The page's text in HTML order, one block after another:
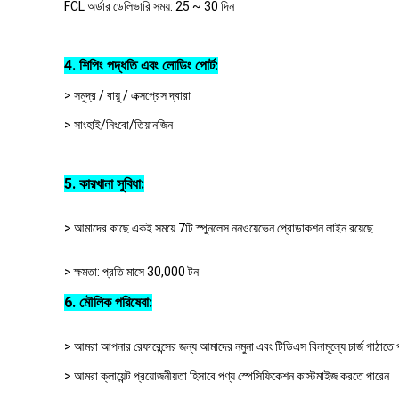
FCL অর্ডার ডেলিভারি সময়: 25 ~ 30 দিন
4. শিপিং পদ্ধতি এবং লোডিং পোর্ট:
> সমুদ্র / বায়ু / এক্সপ্রেস দ্বারা
> সাংহাই/নিংবো/তিয়ানজিন
5. কারখানা সুবিধা:
> আমাদের কাছে একই সময়ে 7টি স্পুনলেস ননওয়েভেন প্রোডাকশন লাইন রয়েছে
> ক্ষমতা: প্রতি মাসে 30,000 টন
6. মৌলিক পরিষেবা:
> আমরা আপনার রেফারেন্সের জন্য আমাদের নমুনা এবং টিডিএস বিনামূল্যে চার্জ পাঠাতে
> আমরা ক্লায়েন্ট প্রয়োজনীয়তা হিসাবে পণ্য স্পেসিফিকেশন কাস্টমাইজ করতে পারেন